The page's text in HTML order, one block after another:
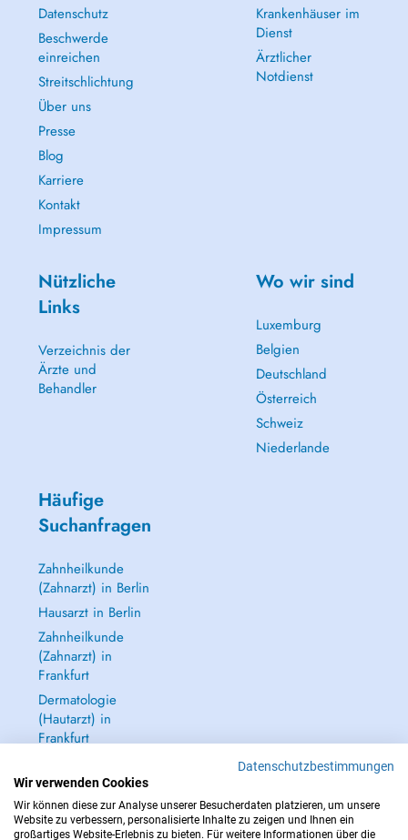
Datenschutz
Beschwerde
einreichen
Streitschlichtung
Über uns
Presse
Blog
Karriere
Kontakt
Impressum
Krankenhäuser im
Dienst
Ärztlicher
Notdienst
Nützliche
Links
Verzeichnis der
Ärzte und
Behandler
Wo wir sind
Luxemburg
Belgien
Deutschland
Österreich
Schweiz
Niederlande
Häufige
Suchanfragen
Zahnheilkunde
(Zahnarzt) in Berlin
Hausarzt in Berlin
Zahnheilkunde
(Zahnarzt) in
Frankfurt
Dermatologie
(Hautarzt) in
Frankfurt
Datenschutzbestimmungen
Wir verwenden Cookies
Wir können diese zur Analyse unserer Besucherdaten platzieren, um unsere
Website zu verbessern, personalisierte Inhalte zu zeigen und Ihnen ein
großartiges Website-Erlebnis zu bieten. Für weitere Informationen über die